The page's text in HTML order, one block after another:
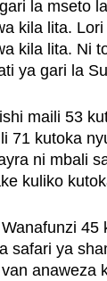
gari la mseto
kila lita.
kila lita. Ni
ya gari la
maili 53
71 kutoka
ni mbali
kuliko
Wanafunzi 45
safari ya
anaweza